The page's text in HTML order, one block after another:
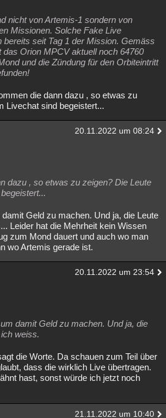
nicht von Artemis-1 sondern von
Missionen. Solche Fake Live
bereits seit Tag 1 der Mission. Gemäss
Orion MPCV aktuell noch 64760
und die Zündung für den Orbiteintritt
die dann dazu , so etwas zu
Livechat sind begeistert...
20.11.2022 um 08:24
dazu , so etwas zu zeigen? Die Leute
Geld zu machen. Und ja, die Leute
Leider hat die Mehrheit kein Wissen
zum Mond dauert und auch wo man
wo Artemis gerade ist.
20.11.2022 um 23:54
damit Geld zu machen. Und ja, die
weiss.
die Worte. Da schauen zum Teil über
dass die wirklich Live übertragen.
hast, sonst würde ich jetzt noch
21.11.2022 um 10:40